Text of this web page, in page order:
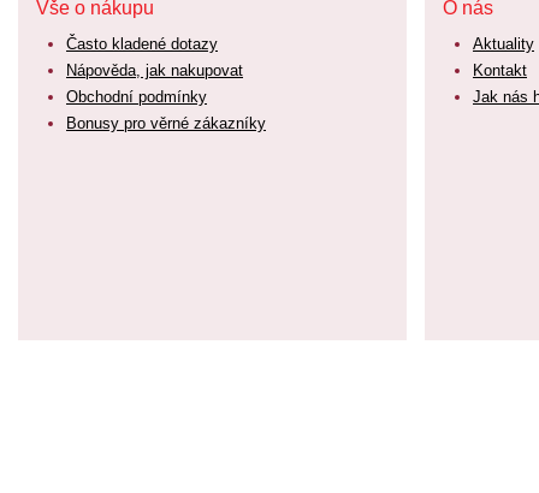
Vše o nákupu
Často kladené dotazy
Nápověda, jak nakupovat
Obchodní podmínky
Bonusy pro věrné zákazníky
O nás
Aktuality
Kontakt
Jak nás